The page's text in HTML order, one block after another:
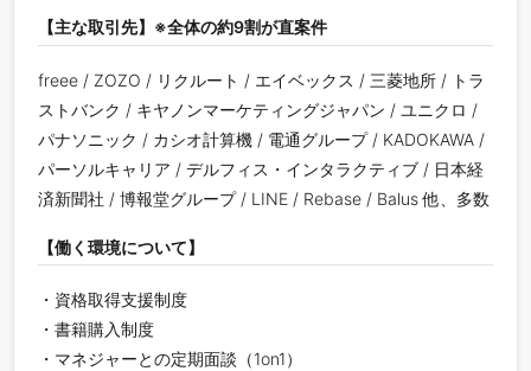
【主な取引先】※全体の約9割が直案件
freee / ZOZO / リクルート / エイベックス / 三菱地所 / トラ
ストバンク / キヤノンマーケティングジャパン / ユニクロ /
パナソニック / カシオ計算機 / 電通グループ / KADOKAWA /
パーソルキャリア / デルフィス・インタラクティブ / 日本経
済新聞社 / 博報堂グループ / LINE / Rebase / Balus 他、多数
【働く環境について】
・資格取得支援制度
・書籍購入制度
・マネジャーとの定期面談（1on1）